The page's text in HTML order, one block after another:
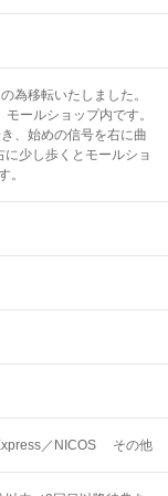
為移転いたしました。
ールショップ内です。
、始めの信号を右に曲
少し歩くとモールショ
。
／NICOS その他